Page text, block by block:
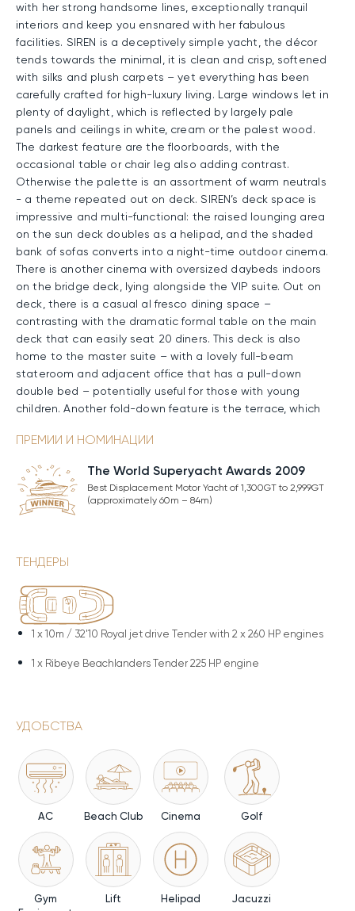
with her strong handsome lines, exceptionally tranquil
interiors and keep you ensnared with her fabulous
facilities. SIREN is a deceptively simple yacht, the décor
tends towards the minimal, it is clean and crisp, softened
with silks and plush carpets – yet everything has been
carefully crafted for high-luxury living. Large windows let in
plenty of daylight, which is reflected by largely pale
panels and ceilings in white, cream or the palest wood.
The darkest feature are the floorboards, with the
occasional table or chair leg also adding contrast.
Otherwise the palette is an assortment of warm neutrals
- a theme repeated out on deck. SIREN’s deck space is
impressive and multi-functional: the raised lounging area
on the sun deck doubles as a helipad, and the shaded
bank of sofas converts into a night-time outdoor cinema.
There is another cinema with oversized daybeds indoors
on the bridge deck, lying alongside the VIP suite. Out on
deck, there is a casual al fresco dining space –
contrasting with the dramatic formal table on the main
deck that can easily seat 20 diners. This deck is also
home to the master suite – with a lovely full-beam
stateroom and adjacent office that has a pull-down
double bed – potentially useful for those with young
children. Another fold-down feature is the terrace, which
breakfast. Lifting up to reveal the beach club, the stern
a work-out in the gym followed by a dip. SIREN is also a
RYA Water Sports Centre, so you can have endless fun
with her waverunners, jetskis, towabales and boards. Will
ПРЕМИИ И НОМИНАЦИИ
The World Superyacht Awards 2009
Best Displacement Motor Yacht of 1,300GT to 2,999GT
(approximately 60m – 84m)
ТЕНДЕРЫ
1 x 10m / 32'10 Royal jet drive Tender with 2 x 260 HP engines
1 x Ribeye Beachlanders Tender 225 HP engine
УДОБСТВА
AC Beach Club Cinema Golf
Gym
Lift Helipad Jacuzzi